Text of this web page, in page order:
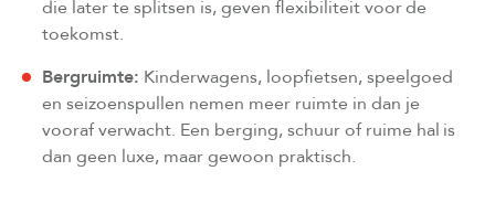
die later te splitsen is, geven flexibiliteit voor de
toekomst.
Bergruimte: Kinderwagens, loopfietsen, speelgoed
en seizoenspullen nemen meer ruimte in dan je
vooraf verwacht. Een berging, schuur of ruime hal is
dan geen luxe, maar gewoon praktisch.